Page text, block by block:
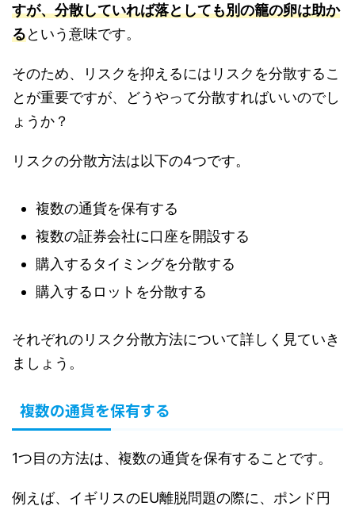
すが、分散していれば落としても別の籠の卵は助か
るという意味です。
そのため、リスクを抑えるにはリスクを分散するこ
とが重要ですが、どうやって分散すればいいのでし
ょうか？
リスクの分散方法は以下の4つです。
複数の通貨を保有する
複数の証券会社に口座を開設する
購入するタイミングを分散する
購入するロットを分散する
それぞれのリスク分散方法について詳しく見ていき
ましょう。
複数の通貨を保有する
1つ目の方法は、複数の通貨を保有することです。
例えば、イギリスのEU離脱問題の際に、ポンド円